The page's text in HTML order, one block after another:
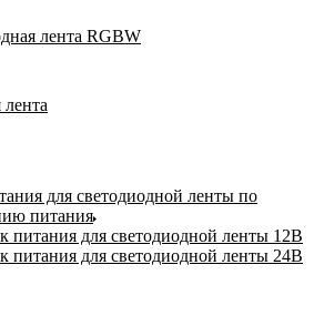
лента RGBW
для светодиодной ленты по
питания
питания для светодиодной ленты 12В
питания для светодиодной ленты 24В